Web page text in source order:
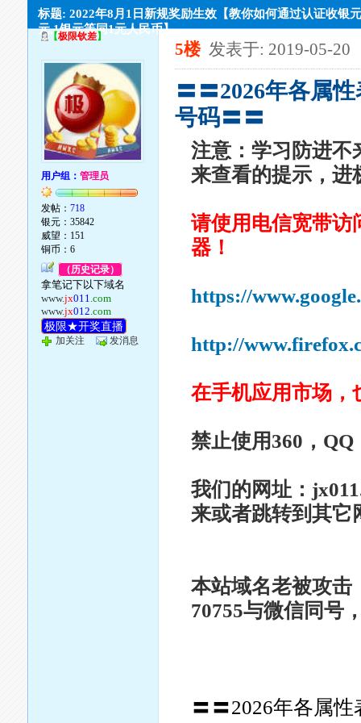
标题: 2022年8月1日新规奖励生效【教你如何通过认证收银
元,1银元等同1元人民币】
【极限钦差】
用户组：管理员
发帖：718
银元：35842
威望：151
铜币：6
（历史记录）
拿笔记下以下域名
www.jx011.com
www.jx012.com
极限★开奖直播
加关注 发消息
5楼 发表于: 2019-05-20
〓〓2026年各属
号码〓〓
注意：学习防进不
来查看的提示，进
请使用电信宽带
器！
https://
http://
在手机应用市场，
禁止使用360，
我们的网址：
来或者跳转到其它
本站域名老被攻击
70755与微信同号
〓〓2026年各属